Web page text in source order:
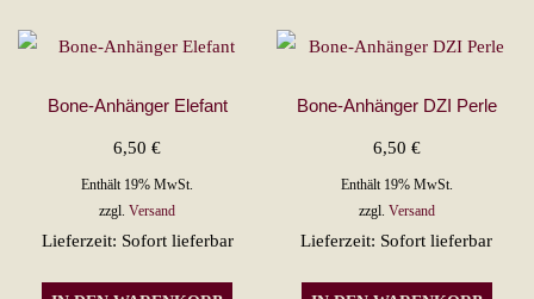
Bone-Anhänger Elefant
6,50€
Enthält 19% MwSt.
zzgl.Versand
Lieferzeit: Sofort lieferbar
Bone-Anhänger DZI Perle
6,50 €
Enthält 19% MwSt.
zzgl. Versand
Lieferzeit: Sofort lieferbar